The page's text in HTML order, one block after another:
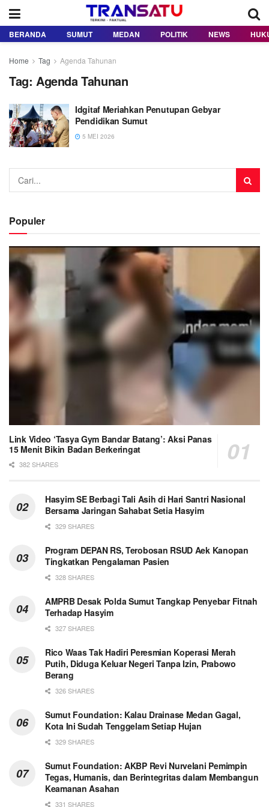
BERANDA SUMUT MEDAN POLITIK NEWS
Home Tag Agenda Tahunan
Tag: Agenda Tahunan
Idgitaf Meriahkan Penutupan Gebyar
Pendidikan Sumut
5 MEI 2026
Populer
Link Video ‘Tasya Gym Bandar Batang’: Aksi Panas
15 Menit Bikin Badan Berkeringat
382 SHARES
Hasyim SE Berbagi Tali Asih di Hari Santri Nasional
Bersama Jaringan Sahabat Setia Hasyim
329 SHARES
Program DEPAN RS, Terobosan RSUD Aek Kanopan
Tingkatkan Pengalaman Pasien
328 SHARES
AMPRB Desak Polda Sumut Tangkap Penyebar Fitnah
Terhadap Hasyim
327 SHARES
Rico Waas Tak Hadiri Peresmian Koperasi Merah
Putih, Diduga Keluar Negeri Tanpa Izin, Prabowo
Berang
326 SHARES
Sumut Foundation: Kalau Drainase Medan Gagal,
Kota Ini Sudah Tenggelam Setiap Hujan
329 SHARES
Sumut Foundation: AKBP Revi Nurvelani Pemimpin
Tegas, Humanis, dan Berintegritas dalam Membangun
Keamanan Asahan
331 SHARES